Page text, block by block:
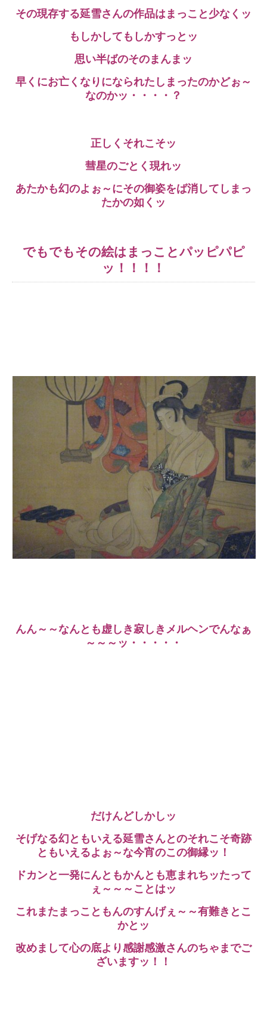
その現存する延雪さんの作品はまっこと少なくッ
もしかしてもしかすっとッ
思い半ばのそのまんまッ
早くにお亡くなりになられたしまったのかどぉ～
なのかッ・・・・？
正しくそれこそッ
彗星のごとく現れッ
あたかも幻のよぉ～にその御姿をば消してしまっ
たかの如くッ
でもでもその絵はまっことパッピパピ
ッ！！！！
んん～～なんとも虚しき寂しきメルヘンでんなぁ
～～～ッ・・・・・
だけんどしかしッ
そげなる幻ともいえる延雪さんとのそれこそ奇跡
ともいえるよぉ～な今宵のこの御縁ッ！
ドカンと一発にんともかんとも恵まれちッたって
ぇ～～～ことはッ
これまたまっこともんのすんげぇ～～有難きとこ
かとッ
改めまして心の底より感謝感激さんのちゃまでご
ざいますッ！！